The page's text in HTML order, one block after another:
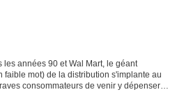
les années 90 et Wal Mart, le géant
faible mot) de la distribution s'implante au
consommateurs de venir y dépenser